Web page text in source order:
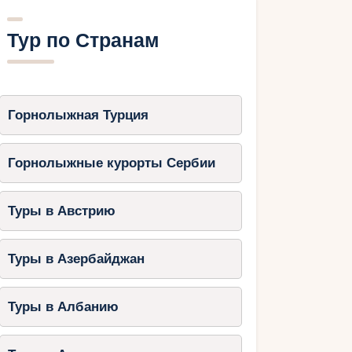
Тур по Странам
Горнолыжная Турция
Горнолыжные курорты Сербии
Туры в Австрию
Туры в Азербайджан
Туры в Албанию